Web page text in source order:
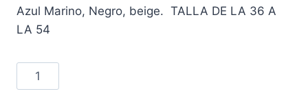
Azul Marino, Negro, beige. TALLA DE LA 36 A
LA 54